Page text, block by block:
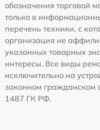
обозначения торговой
только в
перечень техники, с
организация не
указанных товарных
интересы. Все виды
исключительно на
законном гражданском
1487 ГК РФ.